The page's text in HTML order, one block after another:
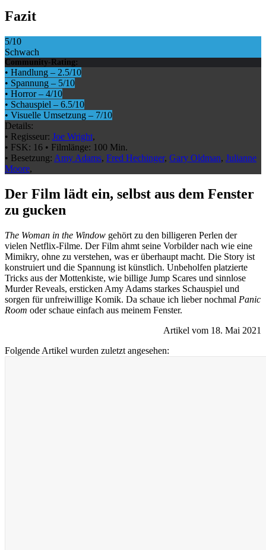
Fazit
5/10
Schwach
Community-Rating:
• Handlung – 2.5/10
• Spannung – 5/10
• Horror– 4/10
• Schauspiel – 6.5/10
• Visuelle Umsetzung – 7/10
Details:
• Regisseur: Joe Wright,
• FSK: 16 • Filmlänge: 100 Min.
• Besetzung: Amy Adams, Fred Hechinger, Gary Oldman, Julianne
Moore,
Der Film lädt ein, selbst aus dem Fenster
zu gucken
The Woman in the Window gehört zu den billigeren Perlen der
vielen Netflix-Filme. Der Film ahmt seine Vorbilder nach wie eine
Mimikry, ohne zu verstehen, was er überhaupt macht. Die Story ist
konstruiert und die Spannung ist künstlich. Unbeholfen platzierte
Tricks aus der Mottenkiste, wie billige Jump Scares und sinnlose
Murder Reveals, ersticken Amy Adams starkes Schauspiel und
sorgen für unfreiwillige Komik. Da schaue ich lieber nochmal Panic
Room oder schaue einfach aus meinem Fenster.
Artikel vom 18. Mai 2021
Folgende Artikel wurden zuletzt angesehen: